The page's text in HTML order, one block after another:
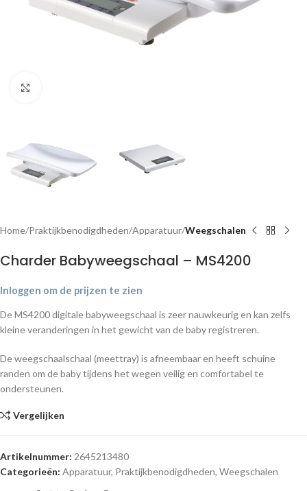
Home Praktijkbenodigdheden Apparatuur Weegschalen
Charder Babyweegschaal – MS4200
Inloggen om de prijzen te zien
DeMS4200 digitale babyweegschaal is zeernauwkeurigen kan zelfs
kleineveranderingen in het gewicht van debabyregistreren.
De weegschaalschaal (meettray) is afneembaar en heeft schuine
randen om de baby tijdens het wegen veilig en comfortabel te
ondersteunen.
Vergelijken
Artikelnummer: 2645213480
Categorieën: Apparatuur, Praktijkbenodigdheden, Weegschalen